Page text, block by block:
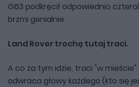
G63 podkręcił odpowiednio
brzmi genialnie.
Land Rover trochę tutaj traci.
A co za tym idzie, traci "w
odwraca głowy każdego (kto się